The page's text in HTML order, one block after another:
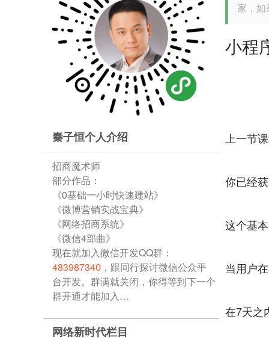
秦子恒个人介绍
招商魔术师
部分作品：
《0基础一小时快速建站》
《微博营销实战宝典》
《网络招商系统》
《微信4部曲》
现在就加入微信开发QQ群：
483987340 ，跟同行探讨微信公众平
台开发。群满就关闭，你得等到下一个
群开通才能加入…
网络新时代栏目
家，
小程
上一节
你已经
这个基
当用户
在7天之